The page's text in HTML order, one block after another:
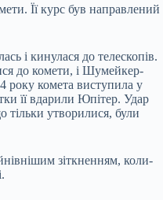
Її курс був направлений
і кинулася до телескопів.
до комети, і Шумейкер-
року комета виступила у
її вдарили Юпітер. Удар
тільки утворилися, були
зіткненням, коли-